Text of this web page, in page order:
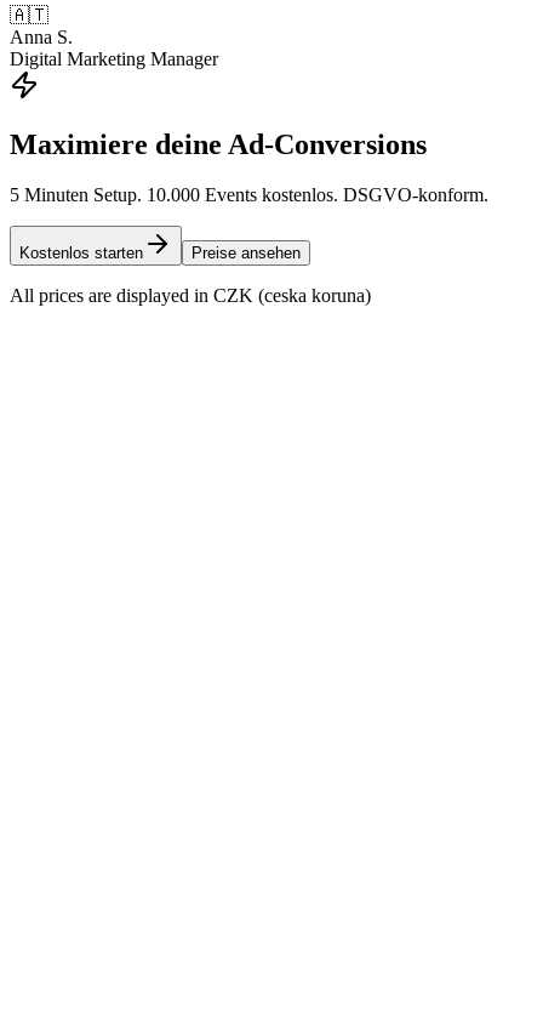
🇦🇹
Anna S.
Digital Marketing Manager
Maximiere deine Ad-Conversions
5 Minuten Setup. 10.000 Events kostenlos. DSGVO-konform.
Kostenlos starten Preise ansehen
All prices are displayed in CZK (ceska koruna)